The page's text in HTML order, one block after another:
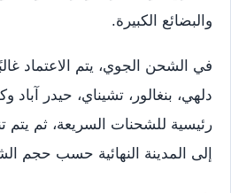
والبضائع الكبيرة.
في الشحن الجوي، يتم الاعتماد
دلهي، بنغالور، تشيناي، حيدر
رئيسية للشحنات السريعة، ثم يتم
إلى المدينة النهائية حسب حجم